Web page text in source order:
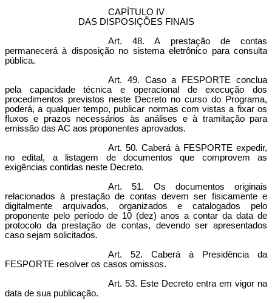
CAPÍTULO IV
DAS DISPOSIÇÕES FINAIS
Art. 48. A prestação de contas
permanecerá à disposição no sistema eletrônico para consulta
pública.
Art. 49. Caso a FESPORTE conclua
pela capacidade técnica e operacional de execução dos
procedimentos previstos neste Decreto no curso do Programa,
poderá, a qualquer tempo, publicar normas com vistas a fixar os
fluxos e prazos necessários às análises e à tramitação para
emissão das AC aos proponentes aprovados.
Art. 50. Caberá à FESPORTE expedir,
no edital, a listagem de documentos que comprovem as
exigências contidas neste Decreto.
Art. 51. Os documentos originais
relacionados à prestação de contas devem ser fisicamente e
digitalmente arquivados, organizados e catalogados pelo
proponente pelo período de 10 (dez) anos a contar da data de
protocolo da prestação de contas, devendo ser apresentados
caso sejam solicitados.
Art. 52. Caberá à Presidência da
FESPORTE resolver os casos omissos.
Art. 53. Este Decreto entra em vigor na
data de sua publicação.